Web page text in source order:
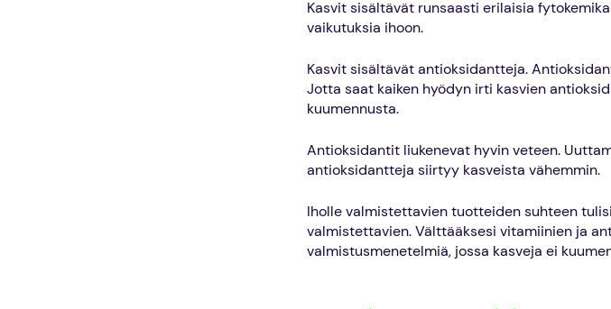
Kasvit sisältävät runsaasti erilaisia
vaikutuksia ihoon.
Kasvit sisältävät antioksidantteja.
Jotta saat kaiken hyödyn irti kasvien
kuumennusta.
Antioksidantit liukenevat hyvin veteen.
antioksidantteja siirtyy kasveista vähemmin.
Iholle valmistettavien tuotteiden suhteen
valmistettavien. Välttääksesi vitamiinien ja
valmistusmenetelmiä, jossa kasveja ei